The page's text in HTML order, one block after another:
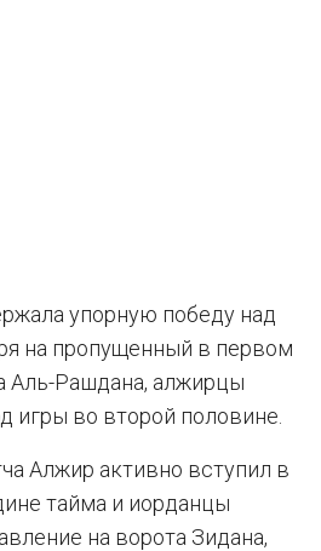
упорную победу над
на пропущенный в первом
Аль-Рашдана, алжирцы
игры во второй половине.
Алжир активно вступил в
тайма и иорданцы
на ворота Зидана,